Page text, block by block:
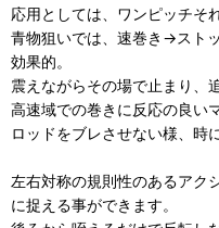
応用としては、ワンピッチそ
青物狙いでは、速巻き→スト
効果的。
震えながらその場で止まり、
高速域での巻きに反応の良い
ロッドをブレさせない様、時
左右対称の規則性のあるアク
に捉える事ができます。